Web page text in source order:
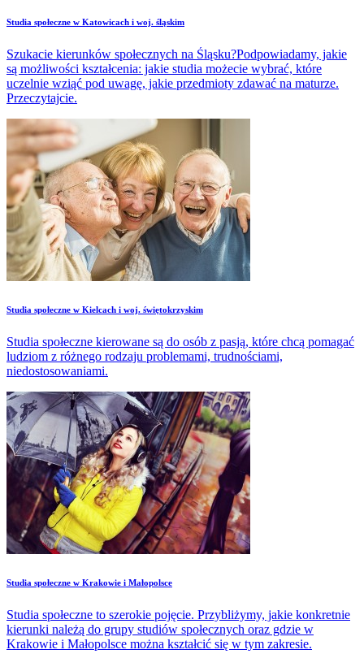
Studia społeczne w Katowicach i woj. śląskim
Szukacie kierunków społecznych na Śląsku?Podpowiadamy, jakie
są możliwości kształcenia: jakie studia możecie wybrać, które
uczelnie wziąć pod uwagę, jakie przedmioty zdawać na maturze.
Przeczytajcie.
Studia społeczne w Kielcach i woj. świętokrzyskim
Studia społeczne kierowane są do osób z pasją, które chcą pomagać
ludziom z różnego rodzaju problemami, trudnościami,
niedostosowaniami.
Studia społeczne w Krakowie i Małopolsce
Studia społeczne to szerokie pojęcie. Przybliżymy, jakie konkretnie
kierunki należą do grupy studiów społecznych oraz gdzie w
Krakowie i Małopolsce można kształcić się w tym zakresie.